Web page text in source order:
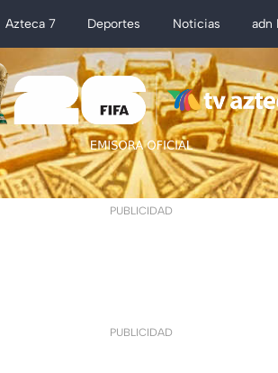
Azteca 7 Deportes Noticias adn
PUBLICIDAD
PUBLICIDAD